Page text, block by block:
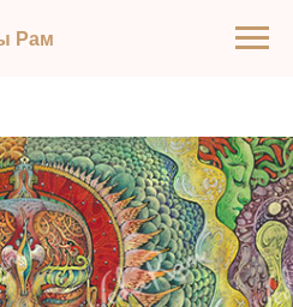
Рам